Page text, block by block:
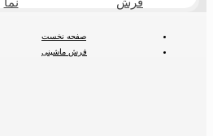
صفحه نخست
فرش ماشینی